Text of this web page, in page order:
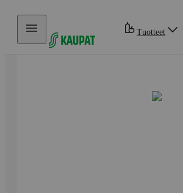
Hyppää sisältöön
Tuotteet